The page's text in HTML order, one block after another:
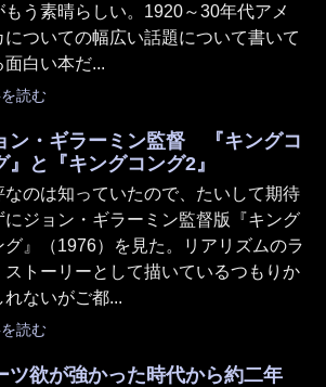
もう素晴らしい。1920～30年代アメ
についての幅広い話題について書いて
面白い本だ...
読む
ン・ギラーミン監督 『キングコ
』と『キングコング2』
なのは知っていたので、たいして期待
にジョン・ギラーミン監督版『キング
グ』（1976）を見た。リアリズムのラ
ストーリーとして描いているつもりか
れないがご都...
読む
ツ欲が強かった時代から約二年